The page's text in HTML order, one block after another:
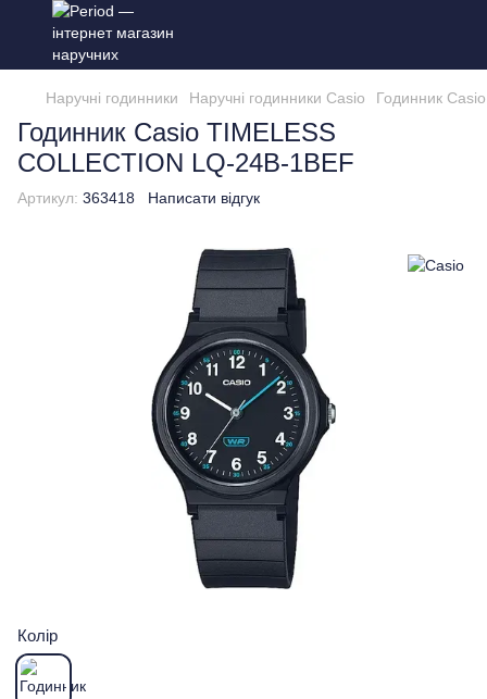
Наручні годинники Наручні годинники Casio Годинник
Годинник Casio TIMELESS
COLLECTION LQ-24B-1BEF
Артикул: 363418 Написати відгук
Колір